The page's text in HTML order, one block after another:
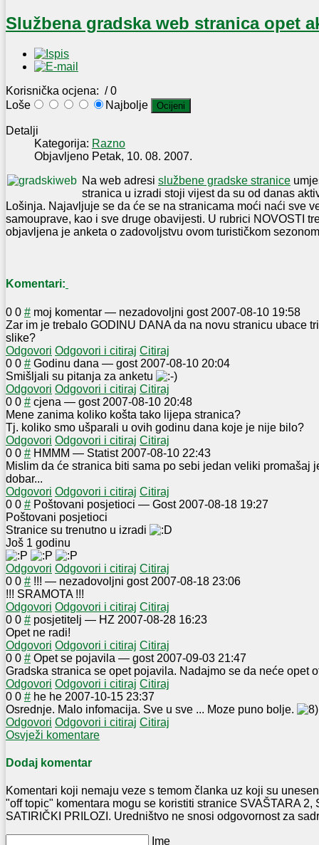
Službena gradska web stranica opet
Korisnička ocjena: / 0
Loše
Najbolje
Detalji
Kategorija: Razno
Objavljeno Petak, 10. 08. 2007.
Na web adresi službene gradske stranice
stranica u izradi stoji vijest da su od danas
Lošinja. Najavljuje se da će se na stranicama moći naći sve
samouprave, kao i sve druge obavijesti. U rubrici NOVOSTI
objavljena je anketa o zadovoljstvu ovom turističkom
Komentari:
0 0 # moj komentar — nezadovoljni gost 2007-08-10 19:58
Zar im je trebalo GODINU DANA da na novu stranicu ubace
slike?
Odgovori Odgovori i citiraj Citiraj
0 0 # Godinu dana — gost 2007-08-10 20:04
Smišljali su pitanja za anketu
Odgovori Odgovori i citiraj Citiraj
0 0 # cjena — gost 2007-08-10 20:48
Mene zanima koliko košta tako lijepa stranica?
Tj. koliko smo ušparali u ovih godinu dana koje je nije bilo?
Odgovori Odgovori i citiraj Citiraj
0 0 # HMMM — Statist 2007-08-10 22:43
Mislim da će stranica biti sama po sebi jedan veliki promašaj
dobar...
Odgovori Odgovori i citiraj Citiraj
0 0 # Poštovani posjetioci — Gost 2007-08-18 19:27
Poštovani posjetioci
Stranice su trenutno u izradi
Još 1 godinu
Odgovori Odgovori i citiraj Citiraj
0 0 # !!! — nezadovoljni gost 2007-08-18 23:06
!!! SRAMOTA !!!
Odgovori Odgovori i citiraj Citiraj
0 0 # posjetitelj — HZ 2007-08-28 16:23
Opet ne radi!
Odgovori Odgovori i citiraj Citiraj
0 0 # Opet se pojavila — gost 2007-09-03 21:47
Gradska stranica se opet pojavila. Nadajmo se da neće opet
Odgovori Odgovori i citiraj Citiraj
0 0 # he he 2007-10-15 23:37
Osrednje. Malo infomacija. Sve u sve ... Moze puno bolje.
Odgovori Odgovori i citiraj Citiraj
Osvježi komentare
Dodaj komentar
Komentari koji nemaju veze s temom članka uz koji su
"off topic" komentara mogu se koristiti stranice SVAŠTARA 2,
SATIRIČKI PRILOZI. Uredništvo ne snosi odgovornost za
Ime